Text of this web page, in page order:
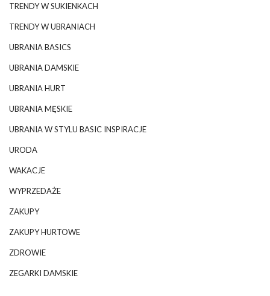
TRENDY W SUKIENKACH
TRENDY W UBRANIACH
UBRANIA BASICS
UBRANIA DAMSKIE
UBRANIA HURT
UBRANIA MĘSKIE
UBRANIA W STYLU BASIC INSPIRACJE
URODA
WAKACJE
WYPRZEDAŻE
ZAKUPY
ZAKUPY HURTOWE
ZDROWIE
ZEGARKI DAMSKIE